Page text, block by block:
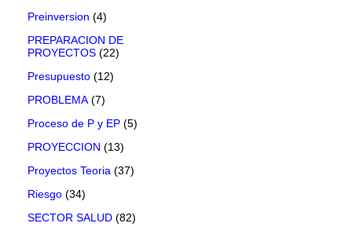
Preinversion (4)
PREPARACION DE
PROYECTOS (22)
Presupuesto (12)
PROBLEMA (7)
Proceso de P y EP (5)
PROYECCION (13)
Proyectos Teoria (37)
Riesgo (34)
SECTOR SALUD (82)